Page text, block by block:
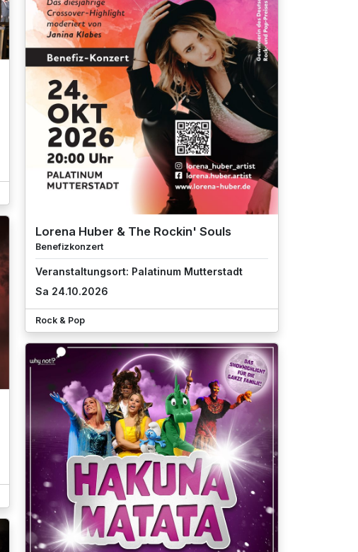
Lorena Huber & The Rockin' Souls
Benefizkonzert
Veranstaltungsort: Palatinum Mutterstadt
Sa 24.10.2026
Rock & Pop